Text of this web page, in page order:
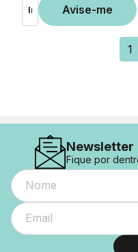
1
Newsletter
Fique por